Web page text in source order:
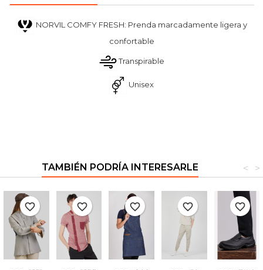
NORVIL COMFY FRESH: Prenda marcadamente ligera y
confortable
Transpirable
Unisex
TAMBIÉN PODRÍA INTERESARLE >
<
favorite_border favorite_border favorite_border favorite_border favorite_border